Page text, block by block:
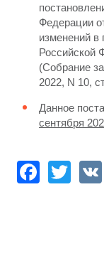
Федерации
изменений в
Российской
(Собрание
2022, N 10,
Данное
сентября